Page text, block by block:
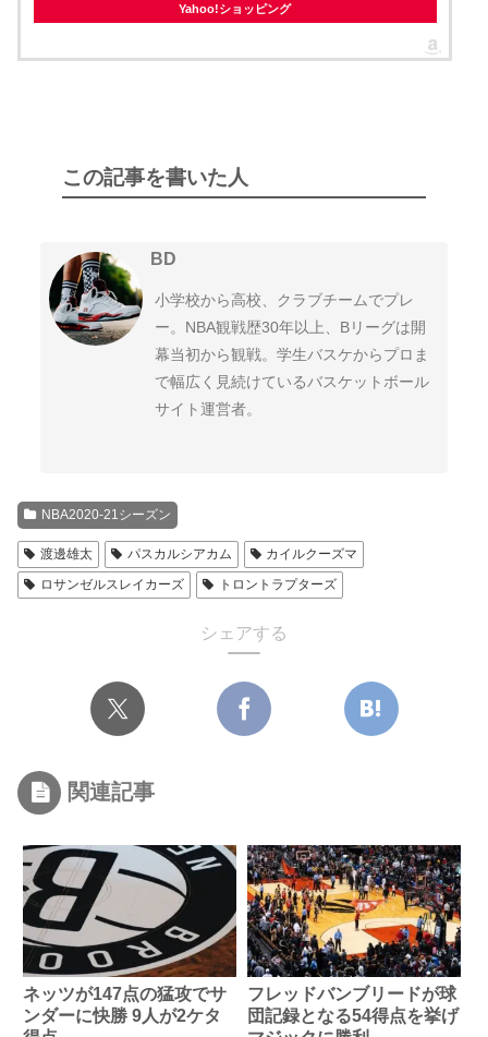
Yahoo!ショッピング
この記事を書いた人
BD
小学校から高校、クラブチームでプレ
ー。NBA観戦歴30年以上、Bリーグは開
幕当初から観戦。学生バスケからプロま
で幅広く見続けているバスケットボール
サイト運営者。
NBA2020-21シーズン
渡邊雄太 パスカルシアカム
カイルクーズマ
ロサンゼルスレイカーズ
トロントラプターズ
シェアする
関連記事
ネッツが147点の猛攻でサ
ンダーに快勝 9人が2ケタ
フレッドバンブリードが球
団記録となる54得点を挙げ